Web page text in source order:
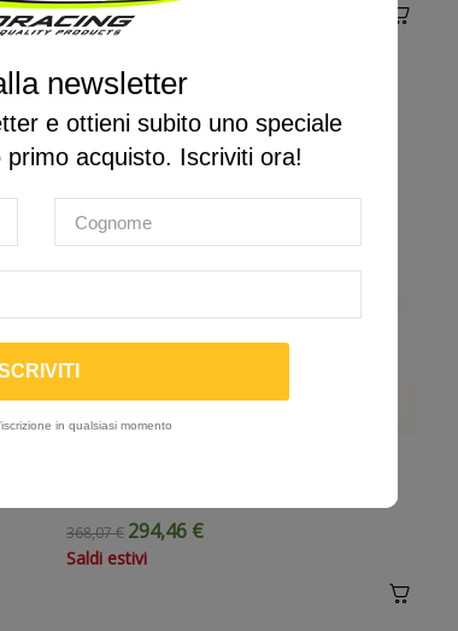
368,07 € 294,46 €
Saldi estivi
newsletter
e ottieni subito uno speciale
acquisto. Iscriviti ora!
in qualsiasi momento